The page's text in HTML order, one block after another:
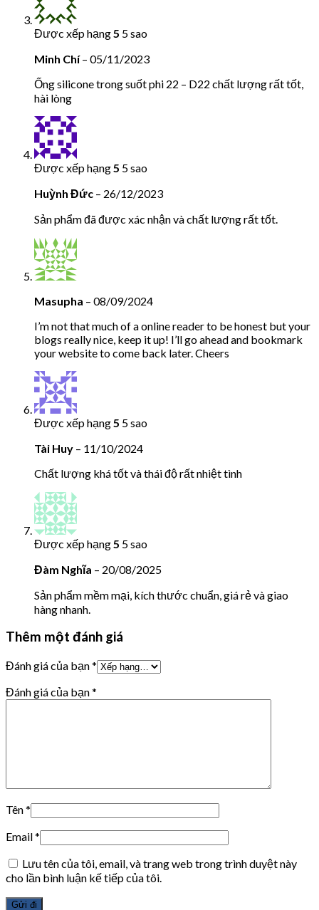
Được xếp hạng 5 5 sao
Minh Chí– 05/11/2023
Ống silicone trong suốt phi 22 – D22 chất lượng rất tốt,
hài lòng
Được xếp hạng 5 5 sao
Huỳnh Đức – 26/12/2023
Sản phẩm đã được xác nhận và chất lượng rất tốt.
Masupha – 08/09/2024
I’m not that much of a online reader to be honest but your
blogs really nice, keep it up! I’ll go ahead and bookmark
your website to come back later. Cheers
Được xếp hạng 5 5 sao
Tài Huy – 11/10/2024
Chất lượng khá tốt và thái độ rất nhiệt tình
Được xếp hạng 5 5 sao
Đàm Nghĩa – 20/08/2025
Sản phẩm mềm mại, kích thước chuẩn, giá rẻ và giao
hàng nhanh.
Thêm một đánh giá
Đánh giá của bạn*
Đánh giá của bạn*
Tên*
Email*
Lưu tên của tôi, email, và trang web trong trình duyệt này
cho lần bình luận kế tiếp của tôi.